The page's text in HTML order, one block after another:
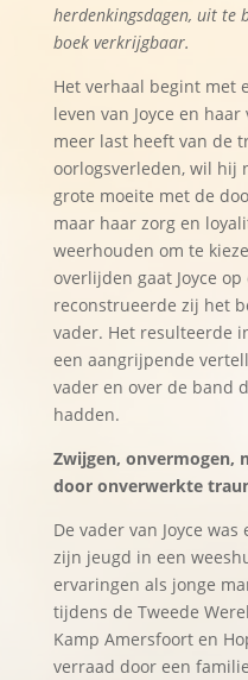
herdenkingsdagen, uit te
boek verkrijgbaar.
Het verhaal begint met
leven van Joyce en
meer last heeft van de
oorlogsverleden, wil hij
grote moeite met de
maar haar zorg en
weerhouden om te
overlijden gaat Joyce
reconstrueerde zij het
vader. Het resulteerde
een aangrijpende
vader en over de band
hadden.
Zwijgen, onvermogen,
door onverwerkte
De vader van Joyce
zijn jeugd in een
ervaringen als jonge
tijdens de Tweede
Kamp Amersfoort en
verraad door een